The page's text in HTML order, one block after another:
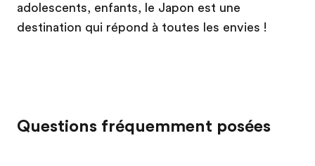
adolescents, enfants, le Japon est une
destination qui répond à toutes les envies !
Questions fréquemment posées